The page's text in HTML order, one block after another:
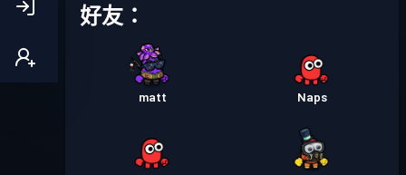
好友：
matt Naps